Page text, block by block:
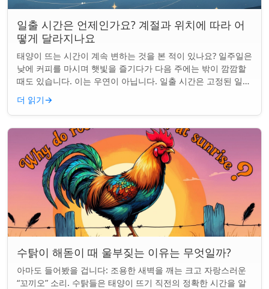
일출 시간은 언제인가요? 계절과 위치에 따라 어
떻게 달라지나요
태양이 뜨는 시간이 계속 변하는 것을 본 적이 있나요? 일주일은
낮에 커피를 마시며 햇빛을 즐기다가 다음 주에는 밖이 깜깜할
때도 있습니다. 이는 우연이 아닙니다. 일출 시간은 고정된 일정
이 아니며 계절과 지구상의 ...
더 읽기→
수탉이 해돋이 때 울부짖는 이유는 무엇일까?
아마도 들어봤을 겁니다: 조용한 새벽을 깨는 크고 자랑스러운
“꼬끼오” 소리. 수탉들은 태양이 뜨기 직전의 정확한 시간을 알